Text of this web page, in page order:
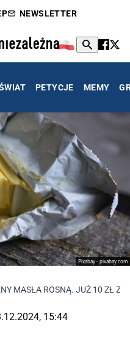
NEWSLETTER
PETYCJE MEMY
Pixabay - pixabay.com
MASŁA ROSNĄ. JUŻ 10 ZŁ ZA
15:44